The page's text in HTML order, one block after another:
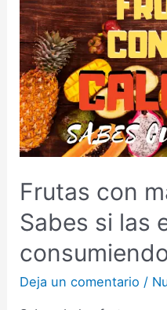
Frutas con
Sabes si las
Deja un comentario /